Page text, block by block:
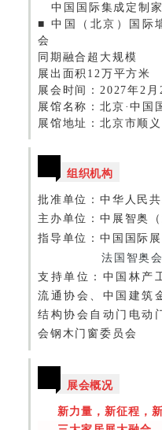
中国国际集成定制
■中国（北京）国际
会
同期融合超大规模
展出面积12万平方米
展会时间：2027年2月
展馆名称：北京·中国
展馆地址：北京市顺
组织机构
批准单位： 中华人民
主办单位： 中展智奥
指导单位： 中国国际
法国智奥
支持单位： 中国林产
流通协会、中国建筑
结构协会自动门电动
会钢木门窗委员会
展会概况
新力量，新征程，